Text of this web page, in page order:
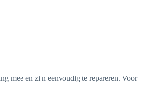
mee en zijn eenvoudig te repareren. Voor